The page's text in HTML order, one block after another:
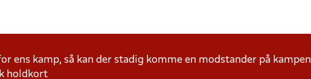
ens kamp, så kan der stadig komme en modstander på kampen
holdkort